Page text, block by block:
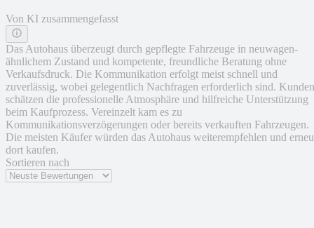
Von KI zusammengefasst
Das Autohaus überzeugt durch gepflegte Fahrzeuge in neuwagen-
ähnlichem Zustand und kompetente, freundliche Beratung ohne
Verkaufsdruck. Die Kommunikation erfolgt meist schnell und
zuverlässig, wobei gelegentlich Nachfragen erforderlich sind. Kunden
schätzen die professionelle Atmosphäre und hilfreiche Unterstützung
beim Kaufprozess. Vereinzelt kam es zu
Kommunikationsverzögerungen oder bereits verkauften Fahrzeugen.
Die meisten Käufer würden das Autohaus weiterempfehlen und
dort kaufen.
Sortieren nach